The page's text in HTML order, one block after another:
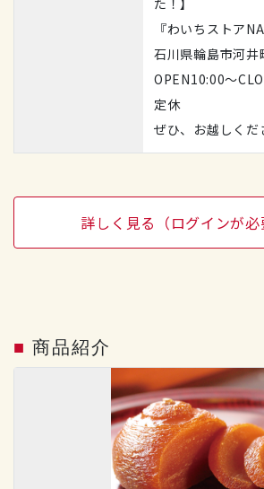
た！】
『わいちストア
石川県輪島市河井
OPEN10:00～
定休
ぜひ、お越しくだ
詳しく見る（ログインが必
■ 商品紹介